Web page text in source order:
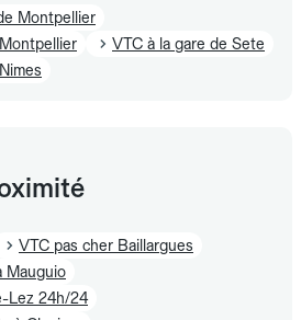
Montpellier
VTC à la gare de Sete
VTC pas cher Baillargues
Mauguio
Lez 24h/24